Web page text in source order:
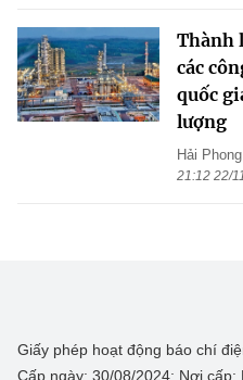
Thành
các
quốc
lượng
Hải Phong
21:12 22/
Giấy phép hoạt động báo chí
Cấp ngày: 30/08/2024; Nơi cấp: